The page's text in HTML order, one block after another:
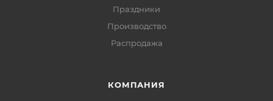
Праздники
Производство
Распродажа
КОМПАНИЯ